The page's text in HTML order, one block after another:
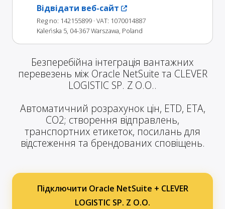
Відвідати веб-сайт
Reg no: 142155899 · VAT: 1070014887
Kaleńska 5, 04-367 Warszawa, Poland
Безперебійна інтеграція вантажних
перевезень між Oracle NetSuite та CLEVER
LOGISTIC SP. Z O.O..
Автоматичний розрахунок цін, ETD, ETA,
CO2; створення відправлень,
транспортних етикеток, посилань для
відстеження та брендованих сповіщень.
Підключити Oracle NetSuite + CLEVER
LOGISTIC SP. Z O.O.